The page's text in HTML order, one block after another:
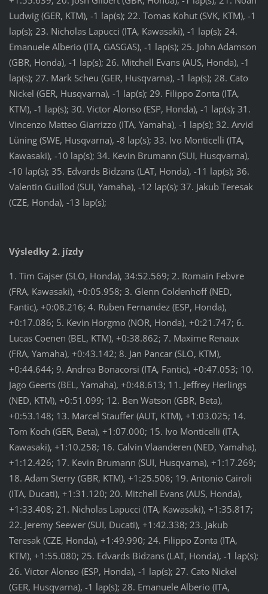
Ludwig (GER, KTM), -1 lap(s); 22. Tomas Kohut (SVK, KTM), -1
lap(s); 23. Nicholas Lapucci (ITA, Kawasaki), -1 lap(s); 24.
Emanuele Alberio (ITA, GASGAS), -1 lap(s); 25. John Adamson
(GBR, Honda), -1 lap(s); 26. Mitchell Evans (AUS, Honda), -1
lap(s); 27. Mark Scheu (GER, Husqvarna), -1 lap(s); 28. Cato
Nickel (GER, Husqvarna), -1 lap(s); 29. Filippo Zonta (ITA,
KTM), -1 lap(s); 30. Victor Alonso (ESP, Honda), -1 lap(s); 31.
Vincenzo Matteo Giarrizzo (ITA, Yamaha), -1 lap(s); 32. Arvid
Lüning (SWE, Husqvarna), -8 lap(s); 33. Ivo Monticelli (ITA,
Kawasaki), -10 lap(s); 34. Kevin Brumann (SUI, Husqvarna),
-10 lap(s); 35. Edvards Bidzans (LAT, Honda), -11 lap(s); 36.
Valentin Guillod (SUI, Yamaha), -12 lap(s); 37. Jakub Teresak
(CZE, Honda), -13 lap(s);
Výsledky 2. jízdy
1. Tim Gajser (SLO, Honda), 34:52.569; 2. Romain Febvre
(FRA, Kawasaki), +0:05.958; 3. Glenn Coldenhoff (NED,
Fantic), +0:08.216; 4. Ruben Fernandez (ESP, Honda),
+0:17.086; 5. Kevin Horgmo (NOR, Honda), +0:21.747; 6.
Lucas Coenen (BEL, KTM), +0:38.862; 7. Maxime Renaux
(FRA, Yamaha), +0:43.142; 8. Jan Pancar (SLO, KTM),
+0:44.644; 9. Andrea Bonacorsi (ITA, Fantic), +0:47.053; 10.
Jago Geerts (BEL, Yamaha), +0:48.613; 11. Jeffrey Herlings
(NED, KTM), +0:51.099; 12. Ben Watson (GBR, Beta),
+0:53.148; 13. Marcel Stauffer (AUT, KTM), +1:03.025; 14.
Tom Koch (GER, Beta), +1:07.000; 15. Ivo Monticelli (ITA,
Kawasaki), +1:10.258; 16. Calvin Vlaanderen (NED, Yamaha),
+1:12.426; 17. Kevin Brumann (SUI, Husqvarna), +1:17.269;
18. Adam Sterry (GBR, KTM), +1:25.506; 19. Antonio Cairoli
(ITA, Ducati), +1:31.120; 20. Mitchell Evans (AUS, Honda),
+1:33.408; 21. Nicholas Lapucci (ITA, Kawasaki), +1:35.817;
22. Jeremy Seewer (SUI, Ducati), +1:42.338; 23. Jakub
Teresak (CZE, Honda), +1:49.990; 24. Filippo Zonta (ITA,
KTM), +1:55.080; 25. Edvards Bidzans (LAT, Honda), -1 lap(s);
26. Victor Alonso (ESP, Honda), -1 lap(s); 27. Cato Nickel
(GER, Husqvarna), -1 lap(s); 28. Emanuele Alberio (ITA,